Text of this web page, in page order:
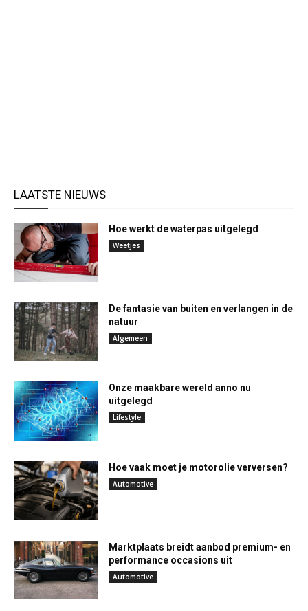
LAATSTE NIEUWS
Hoe werkt de waterpas uitgelegd
Weetjes
De fantasie van buiten en verlangen in de
natuur
Algemeen
Onze maakbare wereld anno nu
uitgelegd
Lifestyle
Hoe vaak moet je motorolie verversen?
Automotive
Marktplaats breidt aanbod premium- en
performance occasions uit
Automotive